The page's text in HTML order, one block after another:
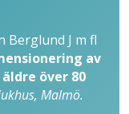
Berglund J m fl
av
över 80
Malmö.